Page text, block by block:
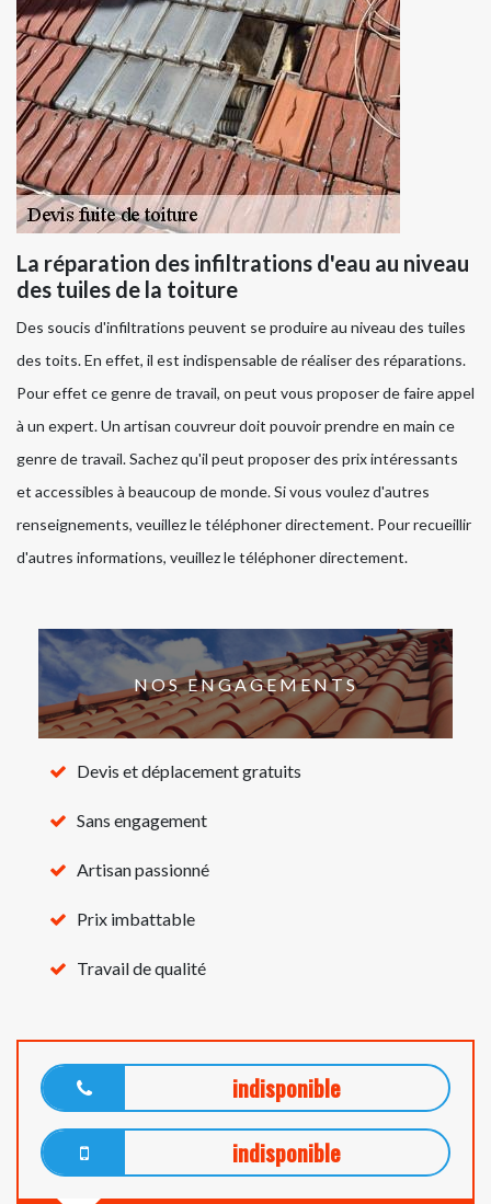
La réparation des infiltrations d'eau au niveau
des tuiles de la toiture
Des soucis d'infiltrations peuvent se produire au niveau des tuiles
des toits. En effet, il est indispensable de réaliser des réparations.
Pour effet ce genre de travail, on peut vous proposer de faire appel
à un expert. Un artisan couvreur doit pouvoir prendre en main ce
genre de travail. Sachez qu'il peut proposer des prix intéressants
et accessibles à beaucoup de monde. Si vous voulez d'autres
renseignements, veuillez le téléphoner directement. Pour recueillir
d'autres informations, veuillez le téléphoner directement.
NOS ENGAGEMENTS
Devis et déplacement gratuits
Sans engagement
Artisan passionné
Prix imbattable
Travail de qualité
indisponible
indisponible